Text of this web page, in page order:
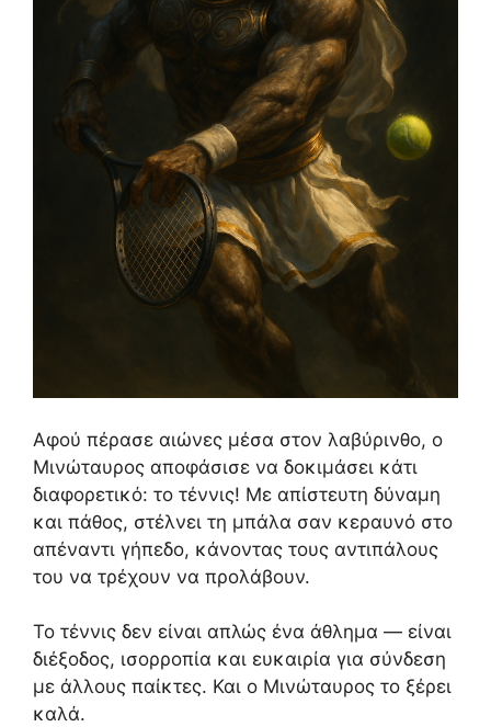
Αφού πέρασε αιώνες μέσα στον λαβύρινθο, ο
Μινώταυρος αποφάσισε να δοκιμάσει κάτι
διαφορετικό: το τέννις! Με απίστευτη δύναμη
και πάθος, στέλνει τη μπάλα σαν κεραυνό στο
απέναντι γήπεδο, κάνοντας τους αντιπάλους
του να τρέχουν να προλάβουν.
Το τέννις δεν είναι απλώς ένα άθλημα — είναι
διέξοδος, ισορροπία και ευκαιρία για σύνδεση
με άλλους παίκτες. Και ο Μινώταυρος το ξέρει
καλά.